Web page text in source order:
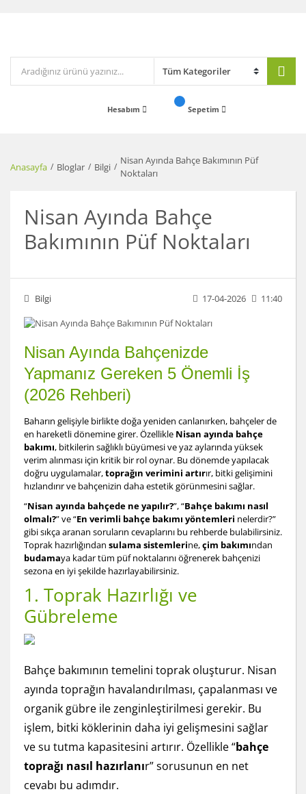
Hesabım Sepetim
Anasayfa Bloglar Bilgi
Nisan Ayında Bahçe Bakımının Püf
Noktaları
Nisan Ayında Bahçe
Bakımının Püf Noktaları
Bilgi 17-04-2026 11:40
Nisan Ayında Bahçenizde
Yapmanız Gereken 5 Önemli İş
(2026 Rehberi)
Baharın gelişiyle birlikte doğa yeniden canlanırken, bahçeler de
en hareketli dönemine girer. Özellikle Nisan ayında bahçe
bakımı, bitkilerin sağlıklı büyümesi ve yaz aylarında yüksek
verim alınması için kritik bir rol oynar. Bu dönemde yapılacak
doğru uygulamalar,toprağın verimini artırır, bitki gelişimini
hızlandırır ve bahçenizin daha estetik görünmesini sağlar.
“Nisan ayında bahçede ne yapılır?”, “Bahçe bakımı nasıl
olmalı?” ve “En verimli bahçe bakımı yöntemleri nelerdir?”
gibi sıkça aranan soruların cevaplarını bu rehberde bulabilirsiniz.
Toprak hazırlığından sulama sistemlerine,çim bakımından
budamaya kadar tüm püf noktalarını öğrenerek bahçenizi
sezona en iyi şekilde hazırlayabilirsiniz.
1. Toprak Hazırlığı ve
Gübreleme
Bahçe bakımının temelini toprak oluşturur. Nisan
ayında toprağın havalandırılması, çapalanması ve
organik gübre ile zenginleştirilmesi gerekir. Bu
işlem, bitki köklerinin daha iyi gelişmesini sağlar
ve su tutma kapasitesini artırır. Özellikle “bahçe
toprağı nasıl hazırlanır” sorusunun en net
cevabı bu adımdır.